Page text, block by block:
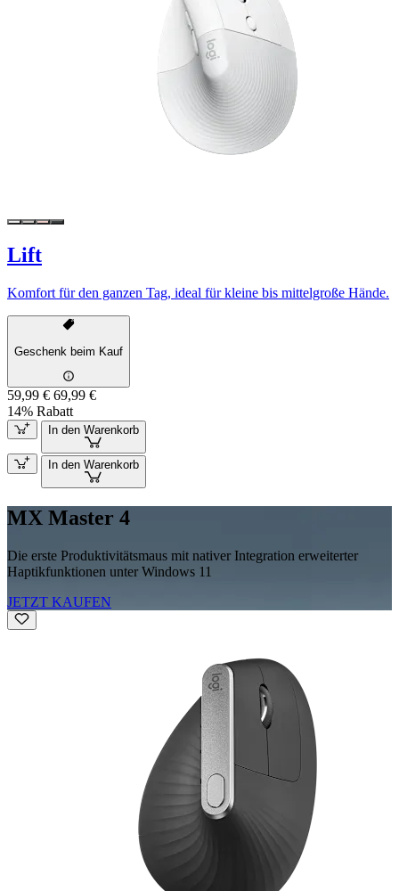
Lift
Komfort für den ganzen Tag, ideal für kleine bis mittelgroße Hände.
Geschenk beim Kauf
59,99 € 69,99 €
14% Rabatt
In den Warenkorb
In den Warenkorb
MX Master 4
Die erste Produktivitätsmaus mit nativer Integration erweiterter
Haptikfunktionen unter Windows 11
JETZT KAUFEN